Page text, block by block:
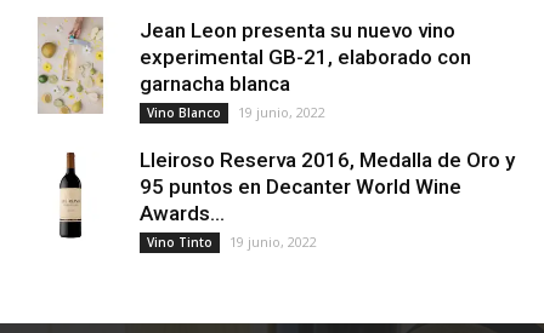
Jean Leon presenta su nuevo vino
experimental GB-21, elaborado con
garnacha blanca
Vino Blanco 19 junio, 2022
Lleiroso Reserva 2016, Medalla de Oro y
95 puntos en Decanter World Wine
Awards...
Vino Tinto 19 junio, 2022